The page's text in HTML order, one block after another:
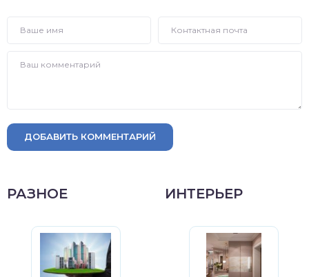
ДОБАВИТЬ КОММЕНТАРИЙ
РАЗНОЕ ИНТЕРЬЕР